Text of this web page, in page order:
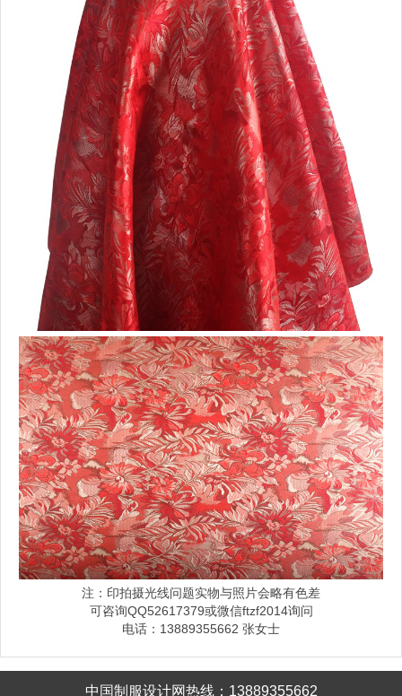
注：印拍摄光线问题实物与照片会略有色差
可咨询QQ52617379或微信ftzf2014询问
电话：13889355662 张女士
中国制服设计网热线：13889355662